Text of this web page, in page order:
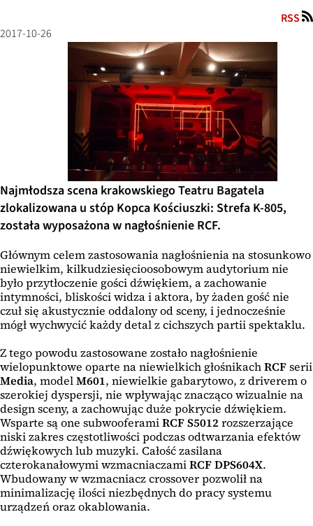
RSS
2017-10-26
Najmłodsza scena krakowskiego Teatru Bagatela
zlokalizowana u stóp Kopca Kościuszki: Strefa K-805,
została wyposażona w nagłośnienie RCF.
Głównym celem zastosowania nagłośnienia na stosunkowo
niewielkim, kilkudziesięcioosobowym audytorium nie
było przytłoczenie gości dźwiękiem, a zachowanie
intymności, bliskości widza i aktora, by żaden gość nie
czuł się akustycznie oddalony od sceny, i jednocześnie
mógł wychwycić każdy detal z cichszych partii spektaklu.
Z tego powodu zastosowane zostało nagłośnienie
wielopunktowe oparte na niewielkich głośnikachRCFserii
Media, modelM601, niewielkie gabarytowo, z driverem o
szerokiej dyspersji, nie wpływając znacząco wizualnie na
design sceny, a zachowując duże pokrycie dźwiękiem.
Wsparte są one subwooferamiRCF S5012 rozszerzające
niski zakres częstotliwości podczas odtwarzania efektów
dźwiękowych lub muzyki. Całość zasilana
czterokanałowymi wzmacniaczamiRCF DPS604X.
Wbudowany w wzmacniacz crossover pozwolił na
minimalizację ilości niezbędnych do pracy systemu
urządzeń oraz okablowania.